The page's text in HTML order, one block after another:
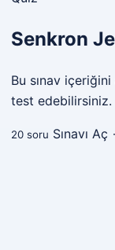
Senkron
Bu sınav
test edebilirsiniz.
20 soru Sınavı